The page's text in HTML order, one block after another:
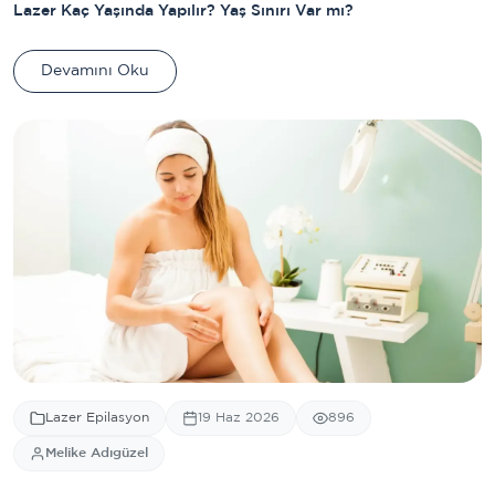
Lazer Kaç Yaşında Yapılır? Yaş Sınırı Var mı?
Devamını Oku
Lazer Epilasyon 19 Haz 2026 896
Melike Adıgüzel